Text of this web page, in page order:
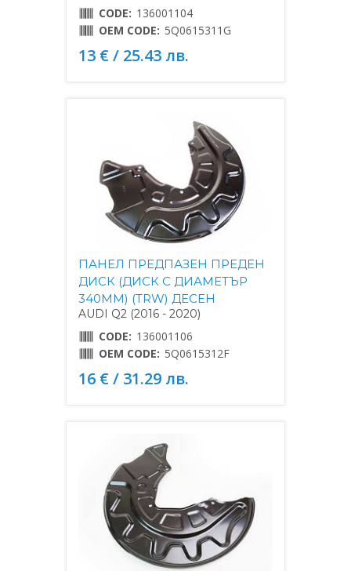
CODE: 136001104
OEM CODE: 5Q0615311G
13 € / 25.43 лв.
ПАНЕЛ ПРЕДПАЗЕН ПРЕДЕН
ДИСК (ДИСК С ДИАМЕТЪР
340MM) (TRW) ДЕСЕН
AUDI Q2 (2016 - 2020)
CODE: 136001106
OEM CODE: 5Q0615312F
16 € / 31.29 лв.